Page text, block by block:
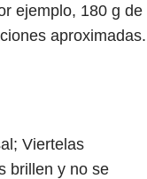
ejemplo, 180 g de
aproximadas.
Viertelas
brillen y no se